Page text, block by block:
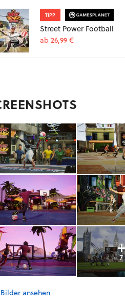
TIPP
Street Power Football
ab 26,99 €
7
ansehen